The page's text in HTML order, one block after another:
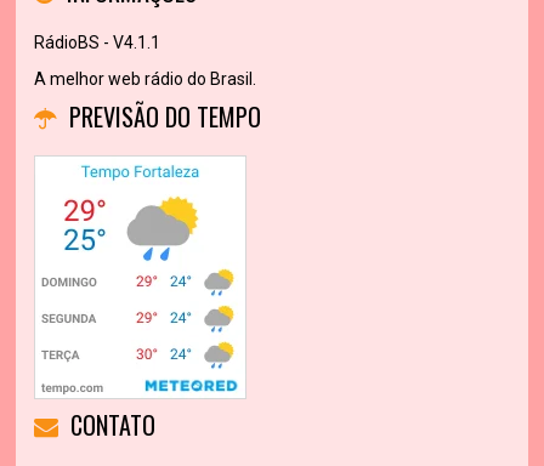
RádioBS - V4.1.1
A melhor web rádio do Brasil.
PREVISÃO DO TEMPO
CONTATO